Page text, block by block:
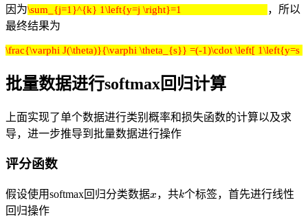
因为\sum_{j=1}^{k} 1\left{y=j \right}=1
，所以
最终结果为
\frac{\varphi J(\theta)}{\varphi \theta_{s}} =(-1)\cdot \left[ 1\left{y=s
批量数据进行softmax回归计算
上面实现了单个数据进行类别概率和损失函数的计算以及求
导，进一步推导到批量数据进行操作
评分函数
假设使用softmax回归分类数据 ，共 个标签，首先进行线性
回归操作